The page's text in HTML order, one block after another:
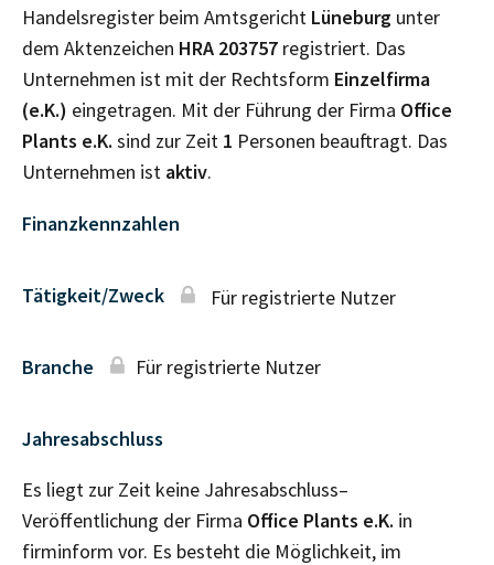
Handelsregister beim Amtsgericht Lüneburg unter
dem Aktenzeichen HRA 203757 registriert. Das
Unternehmen ist mit der Rechtsform Einzelfirma
(e.K.) eingetragen. Mit der Führung der Firma Office
Plants e.K. sind zur Zeit 1 Personen beauftragt. Das
Unternehmen ist aktiv.
Finanzkennzahlen
Tätigkeit/Zweck Für registrierte Nutzer
Branche Für registrierte Nutzer
Jahresabschluss
Es liegt zur Zeit keine Jahresabschluss–
Veröffentlichung der Firma Office Plants e.K. in
firminform vor. Es besteht die Möglichkeit, im